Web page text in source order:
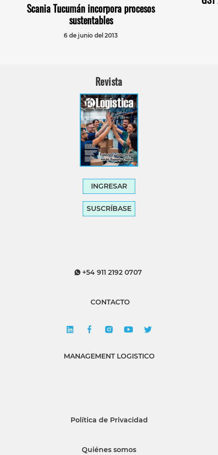
Scania Tucumán incorpora procesos
sustentables
6 de junio del 2013
Revista
INGRESAR
SUSCRÍBASE
+54 911 2192 0707
CONTACTO
MANAGEMENT LOGISTICO
Política de Privacidad
Quiénes somos